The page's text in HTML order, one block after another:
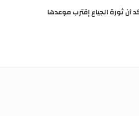
ثورة الجياع إقترب موعدها